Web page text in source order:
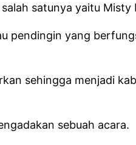
satunya yaitu Misty
pendingin yang
sehingga menjadi
sebuah acara.